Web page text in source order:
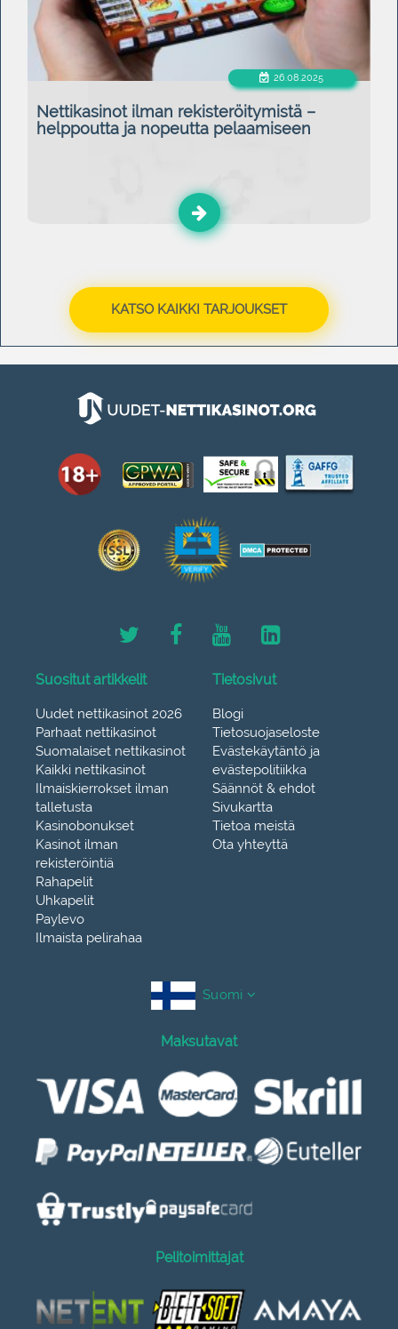
26.08.2025
Nettikasinot ilman rekisteröitymistä –
helppoutta ja nopeutta pelaamiseen
KATSO KAIKKI TARJOUKSET
Suositut artikkelit
Uudet nettikasinot 2026
Parhaat nettikasinot
Suomalaiset nettikasinot
Kaikki nettikasinot
Ilmaiskierrokset ilman
talletusta
Kasinobonukset
Kasinot ilman
rekisteröintiä
Rahapelit
Uhkapelit
Paylevo
Ilmaista pelirahaa
Tietosivut
Blogi
Tietosuojaseloste
Evästekäytäntö ja
evästepolitiikka
Säännöt & ehdot
Sivukartta
Tietoa meistä
Ota yhteyttä
Suomi
Maksutavat
Pelitoimittajat